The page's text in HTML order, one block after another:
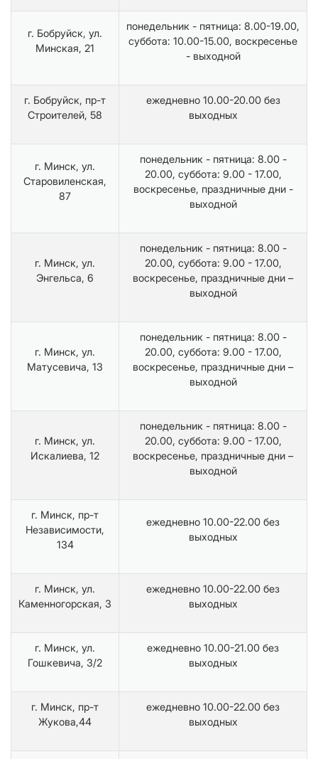
г. Бобруйск, ул.
Минская, 21
понедельник - пятница: 8.00-19.00,
суббота: 10.00-15.00, воскресенье
- выходной
г. Бобруйск, пр-т
Строителей, 58
ежедневно 10.00-20.00 без
выходных
г. Минск, ул.
Старовиленская,
87
понедельник - пятница: 8.00 -
20.00, суббота: 9.00 - 17.00,
воскресенье, праздничные дни -
выходной
г. Минск, ул.
Энгельса, 6
понедельник - пятница: 8.00 -
20.00, суббота: 9.00 - 17.00,
воскресенье, праздничные дни –
выходной
г. Минск, ул.
Матусевича, 13
понедельник - пятница: 8.00 -
20.00, суббота: 9.00 - 17.00,
воскресенье, праздничные дни –
выходной
г. Минск, ул.
Искалиева, 12
понедельник - пятница: 8.00 -
20.00, суббота: 9.00 - 17.00,
воскресенье, праздничные дни –
выходной
г. Минск, пр-т
Независимости,
134
ежедневно 10.00-22.00 без
выходных
г. Минск, ул.
Каменногорская, 3
ежедневно 10.00-22.00 без
выходных
г. Минск, ул.
Гошкевича, 3/2
ежедневно 10.00-21.00 без
выходных
г. Минск, пр-т
Жукова,44
ежедневно 10.00-22.00 без
выходных